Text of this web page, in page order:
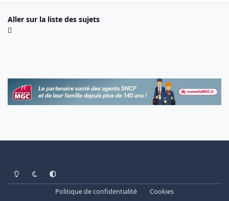
Aller sur la liste des sujets
Light ModeDark ModeSystem Preference
Politique de confidentialité
Cookies